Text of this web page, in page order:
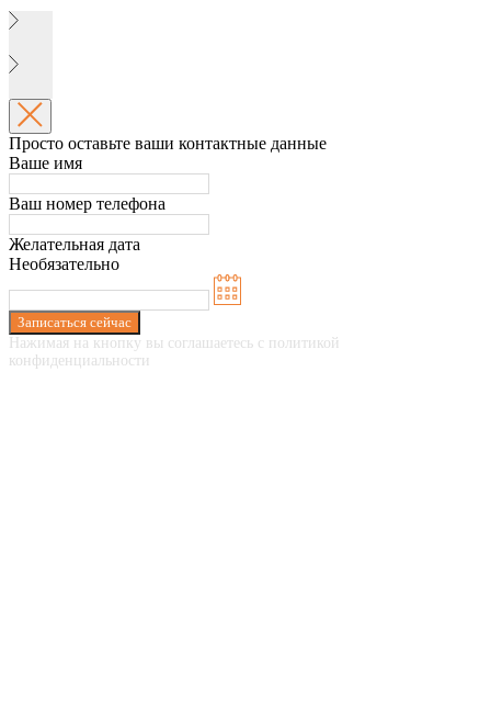
Просто оставьте ваши контактные данные
Ваше имя
Ваш номер телефона
Желательная дата
Необязательно
Записаться сейчас
Нажимая на кнопку вы соглашаетесь с политикой
конфиденциальности